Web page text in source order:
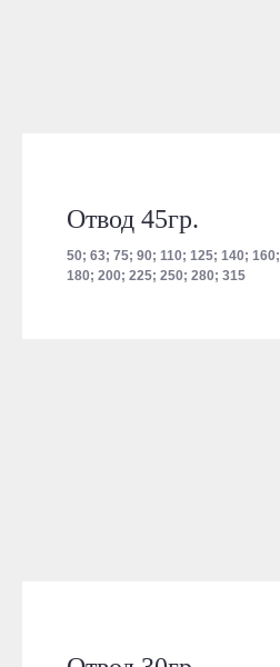
Отвод 45гр.
50; 63; 75; 90; 110; 125; 140; 160;
180; 200; 225; 250; 280; 315